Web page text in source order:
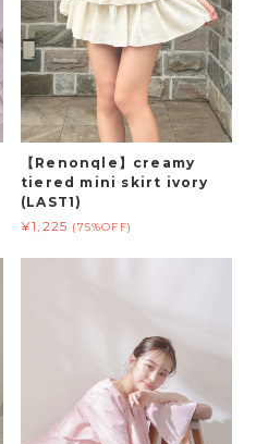
【Renonqle】creamy
tiered mini skirt ivory
(LAST1)
¥1,225 (75%OFF)